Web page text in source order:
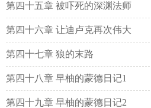
第四十五章 被吓死的深渊法师
第四十六章 让迪卢克再次伟大
第四十七章 狼的末路
第四十八章 早柚的蒙德日记1
第四十九章 早柚的蒙德日记2